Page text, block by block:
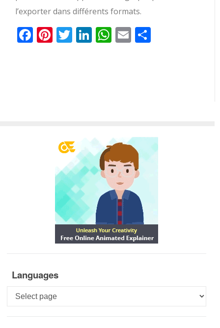
l’exporter dans différents formats.
Facebook
Pinterest
Twitter
LinkedIn
WhatsApp
Email
Languages
Languages